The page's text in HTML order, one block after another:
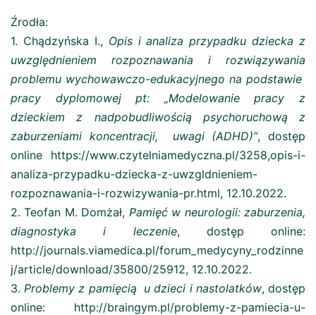
Źrodła:
1. Chądzyńska I., Opis i analiza przypadku dziecka z
uwzględnieniem rozpoznawania i rozwiązywania
problemu wychowawczo-edukacyjnego na podstawie
pracy dyplomowej pt: „Modelowanie pracy z
dzieckiem z nadpobudliwością psychoruchową z
zaburzeniami koncentracji, uwagi (ADHD)”, dostęp
online https://www.czytelniamedyczna.pl/3258,opis-i-
analiza-przypadku-dziecka-z-uwzgldnieniem-
rozpoznawania-i-rozwizywania-pr.html, 12.10.2022.
2. Teofan M. Domżał, Pamięć w neurologii: zaburzenia,
diagnostyka i leczenie, dostęp online:
http://journals.viamedica.pl/forum_medycyny_rodzinne
j/article/download/35800/25912, 12.10.2022.
3. Problemy z pamięcią u dzieci i nastolatków, dostęp
online: http://braingym.pl/problemy-z-pamiecia-u-